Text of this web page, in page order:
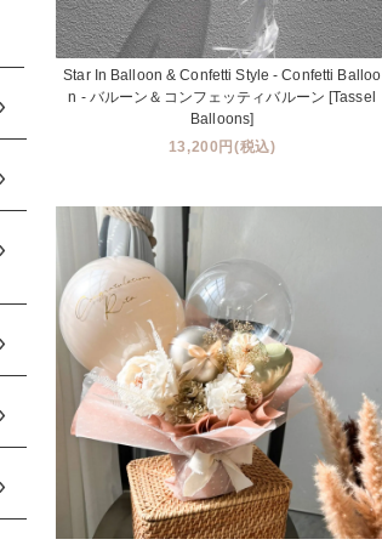
Star In Balloon & Confetti Style - Confetti Balloo
n - バルーン＆コンフェッティバルーン [Tassel
Balloons]
13,200円(税込)